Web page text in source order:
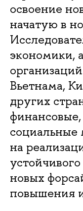
освоение
начатую в
экономики,
Вьетнама,
других
на
новых
повышения